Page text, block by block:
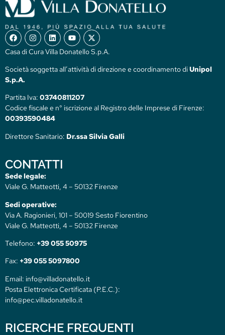
Casa di Cura Villa Donatello S.p.A.
Società soggetta all’attività di direzione e coordinamento diUnipol
S.p.A.
Partita Iva: 03740811207
Codice fiscale e n° iscrizione al Registro delle Imprese di Firenze:
00393590484
Direttore Sanitario: Dr.ssa Silvia Galli
CONTATTI
Sede legale:
Viale G. Matteotti, 4 – 50132 Firenze
Sedi operative:
Via A. Ragionieri, 101 – 50019 Sesto Fiorentino
Viale G. Matteotti, 4 – 50132 Firenze
Telefono: +39 055 50975
Fax: +39 055 5097800
Email: info@villadonatello.it
Posta Elettronica Certificata (P.E.C.):
info@pec.villadonatello.it
RICERCHE FREQUENTI